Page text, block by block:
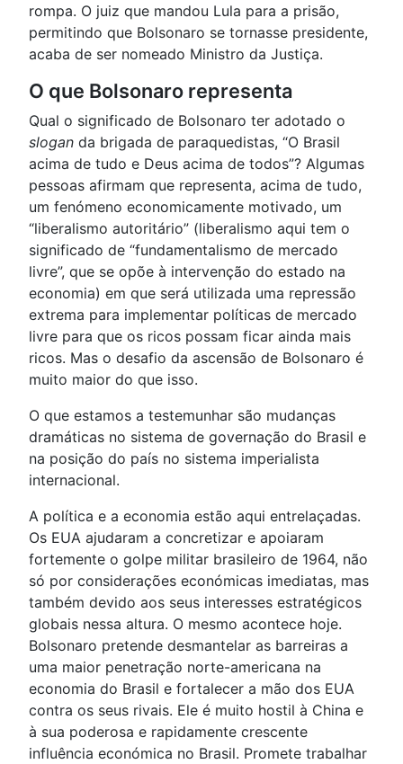
rompa. O juiz que mandou Lula para a prisão,
permitindo que Bolsonaro se tornasse presidente,
acaba de ser nomeado Ministro da Justiça.
O que Bolsonaro representa
Qual o significado de Bolsonaro ter adotado o
slogan da brigada de paraquedistas, “O Brasil
acima de tudo e Deus acima de todos”? Algumas
pessoas afirmam que representa, acima de tudo,
um fenómeno economicamente motivado, um
“liberalismo autoritário” (liberalismo aqui tem o
significado de “fundamentalismo de mercado
livre”, que se opõe à intervenção do estado na
economia) em que será utilizada uma repressão
extrema para implementar políticas de mercado
livre para que os ricos possam ficar ainda mais
ricos. Mas o desafio da ascensão de Bolsonaro é
muito maior do que isso.
O que estamos a testemunhar são mudanças
dramáticas no sistema de governação do Brasil e
na posição do país no sistema imperialista
internacional.
A política e a economia estão aqui entrelaçadas.
Os EUA ajudaram a concretizar e apoiaram
fortemente o golpe militar brasileiro de 1964, não
só por considerações económicas imediatas, mas
também devido aos seus interesses estratégicos
globais nessa altura. O mesmo acontece hoje.
Bolsonaro pretende desmantelar as barreiras a
uma maior penetração norte-americana na
economia do Brasil e fortalecer a mão dos EUA
contra os seus rivais. Ele é muito hostil à China e
à sua poderosa e rapidamente crescente
influência económica no Brasil. Promete trabalhar